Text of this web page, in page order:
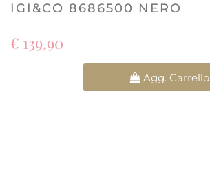
IGI&CO 8686500 NERO
€ 139,90
Agg. Carrello